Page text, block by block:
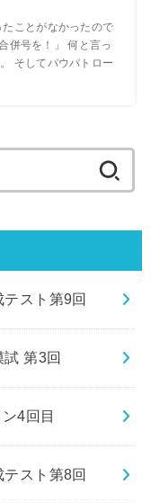
ことがなかったので
併号を！」 何と言っ
そしてパウパトロー
スト第9回
第3回
4回目
スト第8回